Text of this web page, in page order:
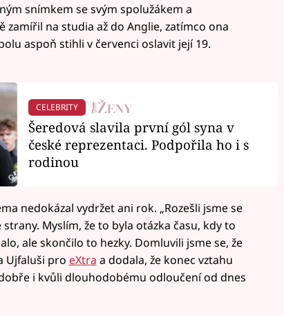
snímkem se svým spolužákem a
zamířil na studia až do Anglie, zatímco ona
aspoň stihli v červenci oslavit její 19.
CELEBRITY
Šeredová slavila první gól syna v
české reprezentaci. Podpořila ho i s
rodinou
nedokázal vydržet ani rok. „Rozešli jsme se
Myslím, že to byla otázka času, kdy to
ale skončilo to hezky. Domluvili jsme se, že
Ujfaluši pro eXtra a dodala, že konec vztahu
i kvůli dlouhodobému odloučení od dnes